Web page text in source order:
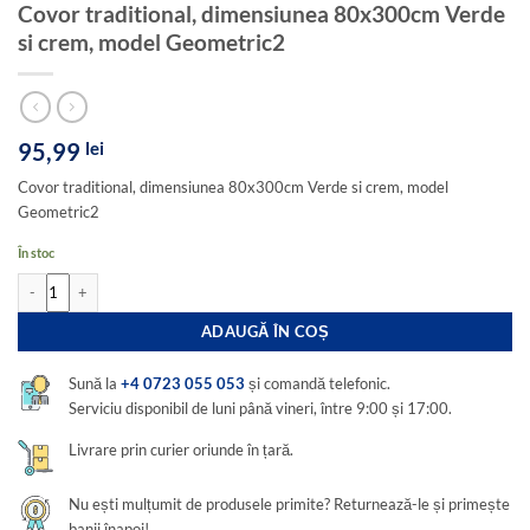
Covor traditional, dimensiunea 80x300cm Verde
si crem, model Geometric2
95,99 lei
Covor traditional, dimensiunea 80x300cm Verde si crem, model
Geometric2
În stoc
Cantitate Covor traditional, dimensiunea 80x300cm Verde si crem, model
ADAUGĂ ÎN COȘ
Sună la+4 0723 055 053 și comandă telefonic.
Serviciu disponibil de luni până vineri, între 9:00 și 17:00.
Livrare prin curier oriunde în țară.
Nu ești mulțumit de produsele primite? Returnează-le și primește